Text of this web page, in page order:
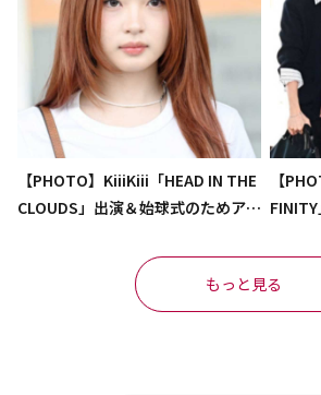
【PHOTO】KiiiKiii「HEAD IN THE
CLOUDS」出演＆始球式のためアメ
【
もっと見る